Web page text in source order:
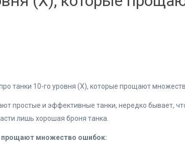
танки 10-го уровня (Х), которые прощают
простые и эффективные танки, нередко бывает,
лишь хорошая броня танка.
прощают множество ошибок: